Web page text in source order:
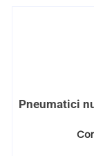
Pneumatici